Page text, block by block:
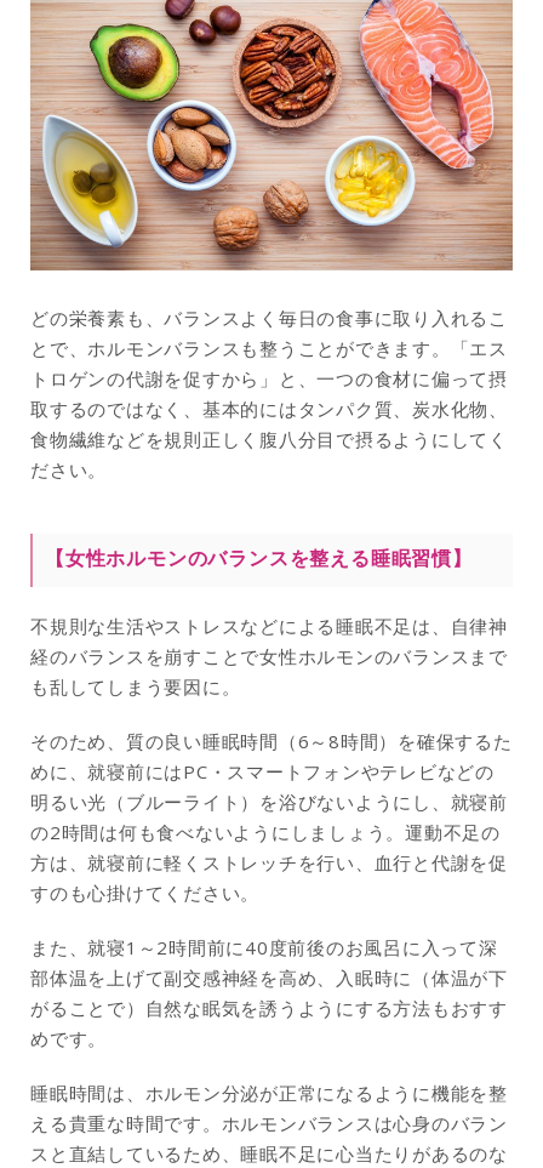
どの栄養素も、バランスよく毎日の食事に取り入れるこ
とで、ホルモンバランスも整うことができます。「エス
トロゲンの代謝を促すから」と、一つの食材に偏って摂
取するのではなく、基本的にはタンパク質、炭水化物、
食物繊維などを規則正しく腹八分目で摂るようにしてく
ださい。
【女性ホルモンのバランスを整える睡眠習慣】
不規則な生活やストレスなどによる睡眠不足は、自律神
経のバランスを崩すことで女性ホルモンのバランスまで
も乱してしまう要因に。
そのため、質の良い睡眠時間（6～8時間）を確保するた
めに、就寝前にはPC・スマートフォンやテレビなどの
明るい光（ブルーライト）を浴びないようにし、就寝前
の2時間は何も食べないようにしましょう。運動不足の
方は、就寝前に軽くストレッチを行い、血行と代謝を促
すのも心掛けてください。
また、就寝1～2時間前に40度前後のお風呂に入って深
部体温を上げて副交感神経を高め、入眠時に（体温が下
がることで）自然な眠気を誘うようにする方法もおすす
めです。
睡眠時間は、ホルモン分泌が正常になるように機能を整
える貴重な時間です。ホルモンバランスは心身のバラン
スと直結しているため、睡眠不足に心当たりがあるのな